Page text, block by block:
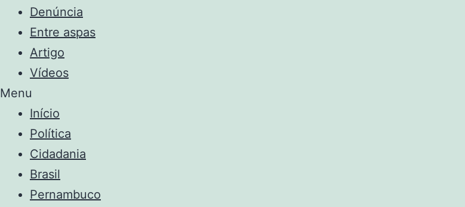
Denúncia
Entre aspas
Artigo
Vídeos
Menu
Início
Política
Cidadania
Brasil
Pernambuco